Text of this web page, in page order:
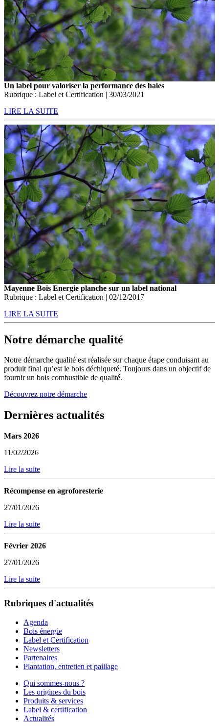
Un label pour valoriser la performance des haies
Rubrique : Label et Certification | 30/03/2021
LIRE LA SUITE
Mayenne Bois Energie planche sur un label national
Rubrique : Label et Certification | 02/12/2017
LIRE LA SUITE
Notre démarche qualité
Notre démarche qualité est réalisée sur chaque étape conduisant au
produit final qu’est le bois déchiqueté. Toujours dans un objectif de
fournir un bois combustible de qualité.
Découvrez notre démarche
Dernières actualités
Mars 2026
11/02/2026
Lire la suite
Récompense en agroforesterie
27/01/2026
Lire la suite
Février 2026
27/01/2026
Lire la suite
Rubriques d'actualités
Agenda
Bois énergie
Label et Certification
Newsletters
Partenaires
Plantation, entretien et paillage
Qui sommes-nous ?
Les origines du bois
Produits & services
Label & certification
Actualités